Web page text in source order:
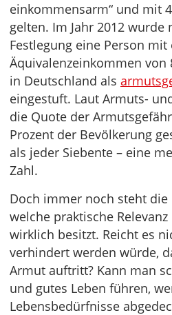
einkommensarm“ und mit
gelten. Im Jahr 2012 wurde
Festlegung eine Person
Äquivalenzeinkommen von
in Deutschland als
eingestuft. Laut Armuts-
die Quote der
Prozent der Bevölkerung
als jeder Siebente – eine
Zahl.
Doch immer noch steht die
welche praktische
wirklich besitzt. Reicht es
verhindert werden würde,
Armut auftritt? Kann man
und gutes Leben führen,
Lebensbedürfnisse